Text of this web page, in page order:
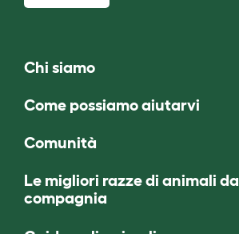
Chi siamo
Come possiamo aiutarvi
Comunità
Le migliori razze di animali da
compagnia